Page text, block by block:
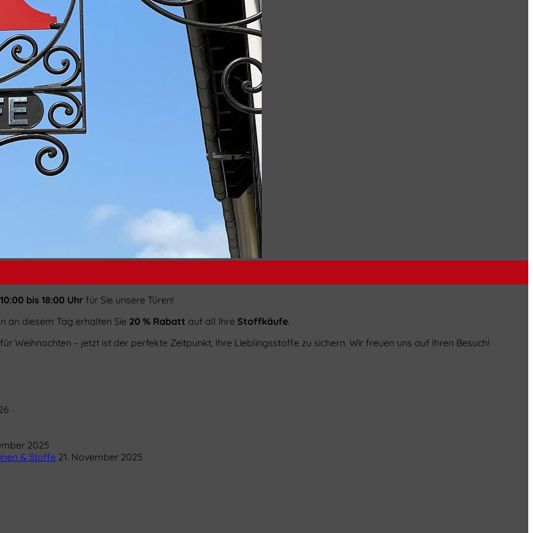
10:00 bis 18:00 Uhr für Sie unsere Türen!
an diesem Tag erhalten Sie 20 % Rabatt auf all Ihre Stoffkäufe.
Weihnachten – jetzt ist der perfekte Zeitpunkt, Ihre Lieblingsstoffe zu sichern. Wir freuen uns auf Ihren Besuch!
2025
& Stoffe 21. November 2025